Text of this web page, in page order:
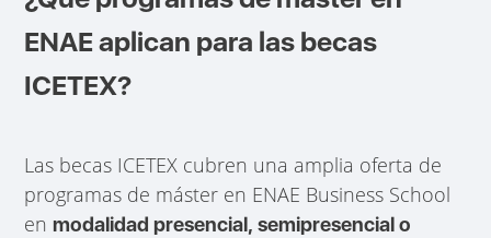
ENAE aplican para las becas
ICETEX?
Las becas ICETEX cubren una amplia oferta de
programas de máster en ENAE Business School
enmodalidad presencial, semipresencial o